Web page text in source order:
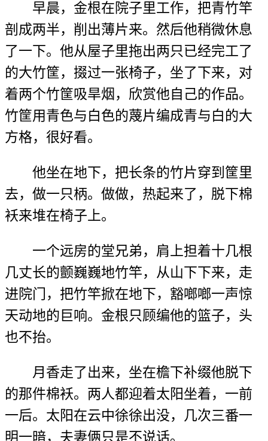
早晨，金根在院子里工作，把青竹竿
剖成两半，削出薄片来。然后他稍微休息
了一下。他从屋子里拖出两只已经完工了
的大竹筐，掇过一张椅子，坐了下来，对
着两个竹筐吸旱烟，欣赏他自己的作品。
竹筐用青色与白色的蔑片编成青与白的大
方格，很好看。
他坐在地下，把长条的竹片穿到筐里
去，做一只柄。做做，热起来了，脱下棉
袄来堆在椅子上。
一个远房的堂兄弟，肩上担着十几根
几丈长的颤巍巍地竹竿，从山下下来，走
进院门，把竹竿掀在地下，豁啷啷一声惊
天动地的巨响。金根只顾编他的篮子，头
也不抬。
月香走了出来，坐在檐下补缀他脱下
的那件棉袄。两人都迎着太阳坐着，一前
一后。太阳在云中徐徐出没，几次三番一
明一暗，夫妻俩只是不说话。